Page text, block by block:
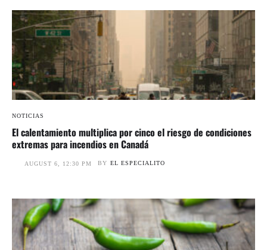
NOTICIAS
El calentamiento multiplica por cinco el riesgo de condiciones
extremas para incendios en Canadá
AUGUST 6, 12:30 PM BY EL ESPECIALITO